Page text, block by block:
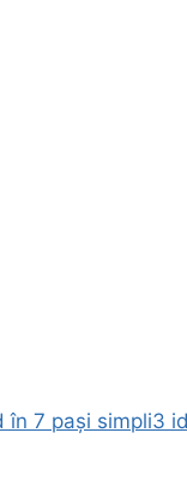
în 7 pași simpli3